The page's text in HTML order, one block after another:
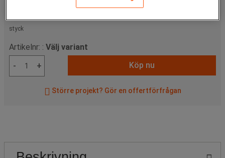
exkl. moms
styck
Artikelnr: : Välj variant
-
+ Köp nu
Större projekt? Gör en offertförfrågan